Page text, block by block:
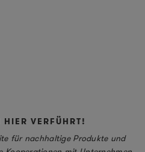
VERFÜHRT!
für nachhaltige Produkte und